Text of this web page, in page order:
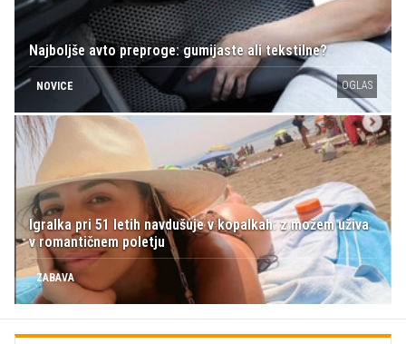
Najboljše avto preproge: gumijaste ali tekstilne?
NOVICE OGLAS
Igralka pri 51 letih navdušuje v kopalkah: z možem uživa
v romantičnem poletju
ZABAVA